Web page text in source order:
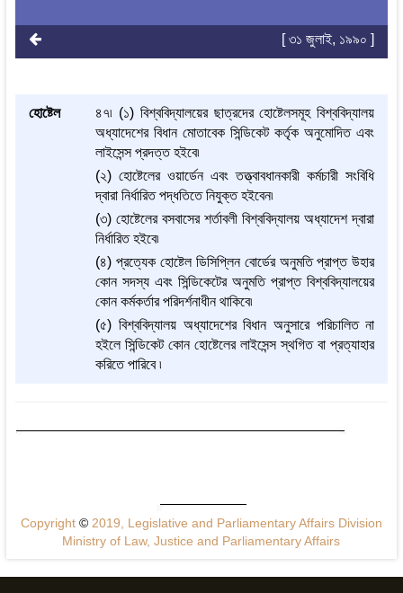
[ ৩১ জুলাই, ১৯৯০ ]
হোষ্টেল
৪৭৷ (১) বিশ্ববিদ্যালয়ের ছাত্রদের হোষ্টেলসমূহ বিশ্ববিদ্যালয়
অধ্যাদেশের বিধান মোতাবেক সিন্ডিকেট কর্তৃক অনুমোদিত এবং
লাইসেন্স প্রদত্ত হইবে৷
(২) হোষ্টেলের ওয়ার্ডেন এবং তত্ত্বাবধানকারী কর্মচারী সংবিধি
দ্বারা নির্ধারিত পদ্ধতিতে নিযুক্ত হইবেন৷
(৩) হোষ্টেলের বসবাসের শর্তাবলী বিশ্ববিদ্যালয় অধ্যাদেশ দ্বারা
নির্ধারিত হইবে৷
(৪) প্রত্যেক হোষ্টেল ডিসিপ্লিন বোর্ডের অনুমতি প্রাপ্ত উহার
কোন সদস্য এবং সিন্ডিকেটের অনুমতি প্রাপ্ত বিশ্ববিদ্যালয়ের
কোন কর্মকর্তার পরিদর্শনাধীন থাকিবে৷
(৫) বিশ্ববিদ্যালয় অধ্যাদেশের বিধান অনুসারে পরিচালিত না
হইলে সিন্ডিকেট কোন হোষ্টেলের লাইসেন্স স্থগিত বা প্রত্যাহার
করিতে পারিবে ৷
Copyright ©2019, Legislative and Parliamentary Affairs Division
Ministry of Law, Justice and Parliamentary Affairs